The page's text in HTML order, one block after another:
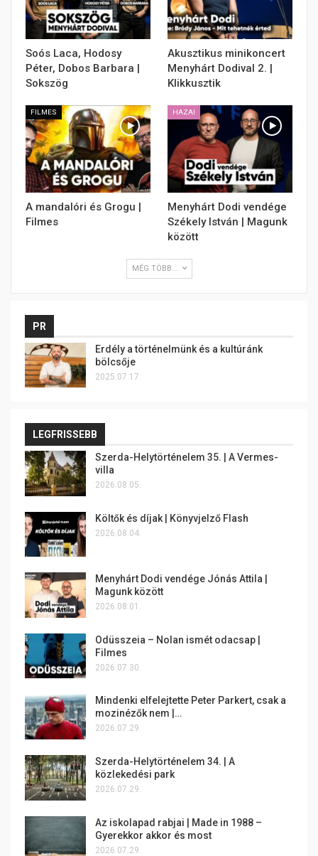
Soós Laca, Hodosy
Péter, Dobos Barbara |
Sokszög
Akusztikus minikoncert
Menyhárt Dodival 2. |
Klikkusztik
FILMES
A mandalóri és Grogu |
Filmes
HAZAI
Menyhárt Dodi vendége
Székely István | Magunk
között
MÉG TÖBB...
PR
Erdély a történelmünk és a kultúránk
bölcsője
2025.07.17.
LEGFRISSEBB
Szerda-Helytörténelem 35. | A Vermes-
villa
2026.08.05.
Költők és díjak | Könyvjelző Flash
2026.08.04.
Menyhárt Dodi vendége Jónás Attila |
Magunk között
2026.08.01.
Odüsszeia – Nolan ismét odacsap |
Filmes
2026.07.30.
Mindenki elfelejtette Peter Parkert, csak a
mozinézők nem |…
2026.07.29.
Szerda-Helytörténelem 34. | A
közlekedési park
2026.07.29.
Az iskolapad rabjai | Made in 1988 –
Gyerekkor akkor és most
2026.07.29.